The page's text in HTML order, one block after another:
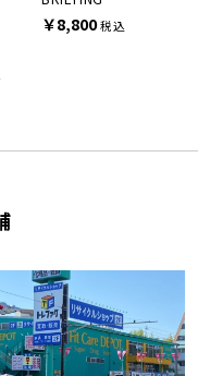
￥8,800税込